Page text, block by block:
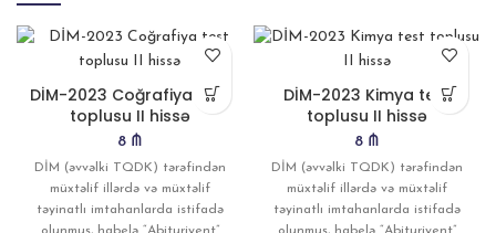
DİM-2023 Coğrafiya test
toplusu II hissə
8 ₼
DİM (əvvəlki TQDK) tərəfindən
müxtəlif illərdə və müxtəlif
təyinatlı imtahanlarda istifadə
DİM-2023 Kimya test
toplusu II hissə
8 ₼
DİM (əvvəlki TQDK) tərəfindən
müxtəlif illərdə və müxtəlif
təyinatlı imtahanlarda istifadə